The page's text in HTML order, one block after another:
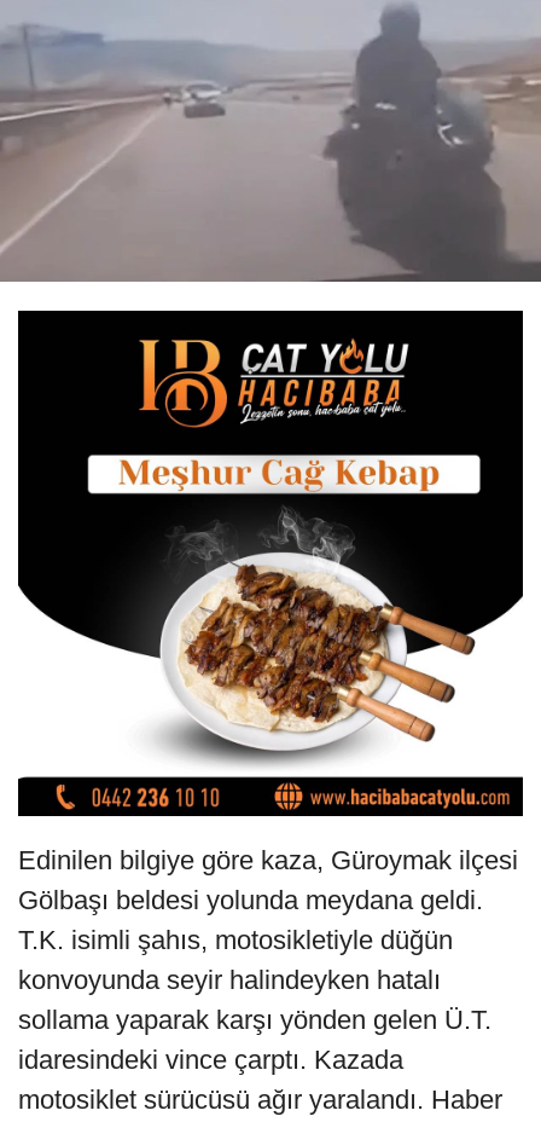
Edinilen bilgiye göre kaza, Güroymak ilçesi
Gölbaşı beldesi yolunda meydana geldi.
T.K. isimli şahıs, motosikletiyle düğün
konvoyunda seyir halindeyken hatalı
sollama yaparak karşı yönden gelen Ü.T.
idaresindeki vince çarptı. Kazada
motosiklet sürücüsü ağır yaralandı. Haber